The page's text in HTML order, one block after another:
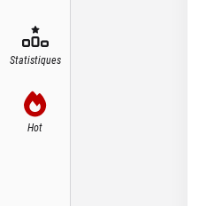
Statistiques
Hot